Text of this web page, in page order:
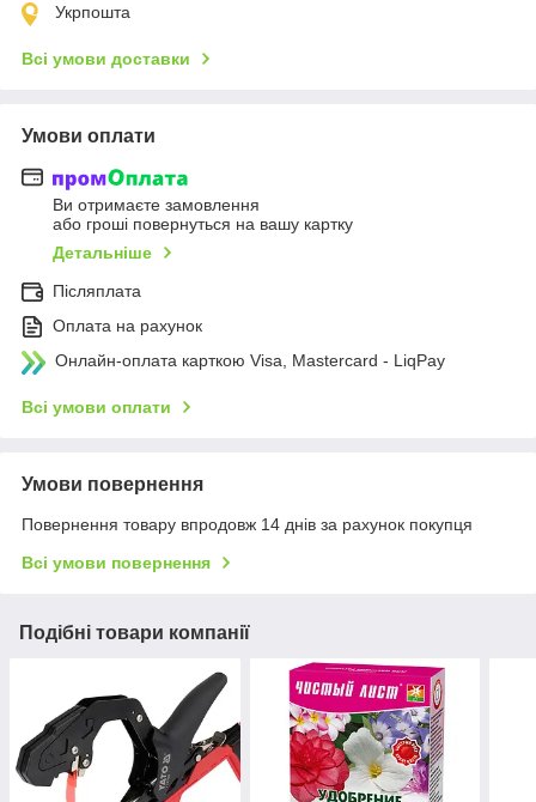
Укрпошта
Всі умови доставки
Умови оплати
Ви отримаєте замовлення
або гроші повернуться на вашу картку
Детальніше
Післяплата
Оплата на рахунок
Онлайн-оплата карткою Visa, Mastercard - LiqPay
Всі умови оплати
Умови повернення
Повернення товару впродовж 14 днів за рахунок покупця
Всі умови повернення
Подібні товари компанії